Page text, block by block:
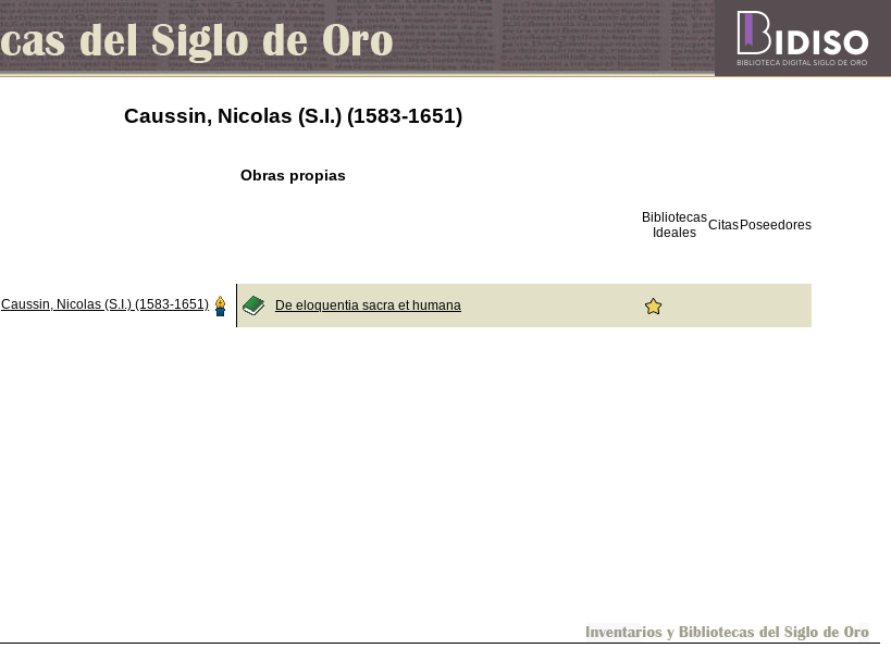
Caussin, Nicolas (S.I.) (1583-1651)
Obras propias
Bibliotecas
Ideales
Citas Poseedores
Caussin, Nicolas (S.I.) (1583-1651) De eloquentia sacra et humana